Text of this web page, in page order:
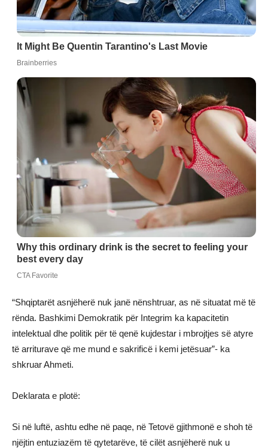
“Shqiptarët asnjëherë nuk janë nënshtruar, as në situatat më të
rënda. Bashkimi Demokratik për Integrim ka kapacitetin
intelektual dhe politik për të qenë kujdestar i mbrojtjes së atyre
të arriturave që me mund e sakrificë i kemi jetësuar”- ka
shkruar Ahmeti.
Deklarata e plotë:
Si në luftë, ashtu edhe në paqe, në Tetovë gjithmonë e shoh të
njëjtin entuziazëm të qytetarëve, të cilët asnjëherë nuk u